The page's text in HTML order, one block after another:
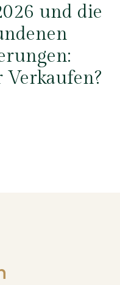
und die
Verkaufen?